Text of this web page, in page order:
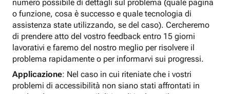
numero possibile di dettagli sul problema (quale pagina
o funzione, cosa è successo e quale tecnologia di
assistenza state utilizzando, se del caso). Cercheremo
di prendere atto del vostro feedback entro 15 giorni
lavorativi e faremo del nostro meglio per risolvere il
problema rapidamente o per informarvi sui progressi.
Applicazione: Nel caso in cui riteniate che i vostri
problemi di accessibilità non siano stati affrontati in